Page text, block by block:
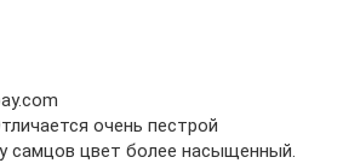
очень пестрой
самцов цвет более насыщенный.